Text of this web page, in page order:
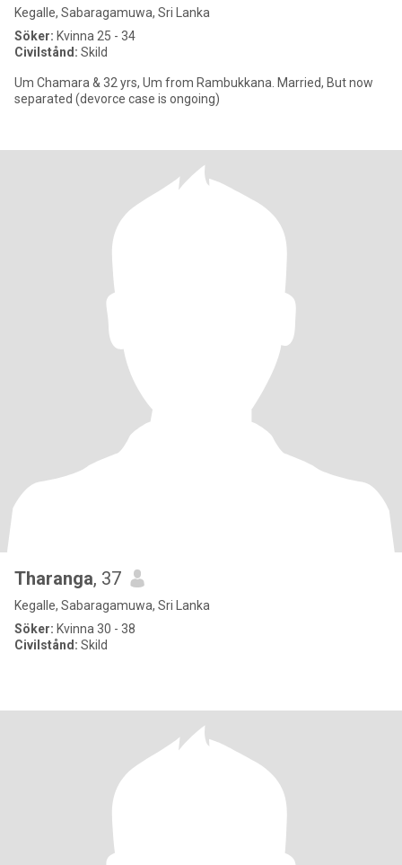
Kegalle, Sabaragamuwa, Sri Lanka
Söker: Kvinna 25 - 34
Civilstånd: Skild
Um Chamara & 32 yrs, Um from Rambukkana. Married, But now
separated (devorce case is ongoing)
Tharanga, 37
Kegalle, Sabaragamuwa, Sri Lanka
Söker: Kvinna 30 - 38
Civilstånd: Skild